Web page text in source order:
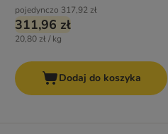
pojedynczo 317,92 zł
311,96 zł
20,80 zł / kg
Dodaj do koszyka